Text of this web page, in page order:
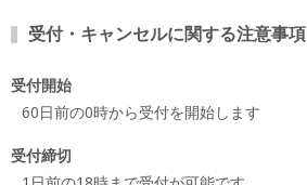
受付・キャンセルに関する注意事項
受付開始
60日前の0時から受付を開始します
受付締切